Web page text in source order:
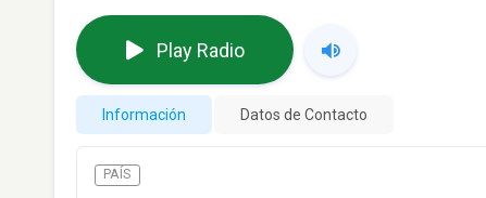
Play Radio
Información Datos de Contacto
PAÍS